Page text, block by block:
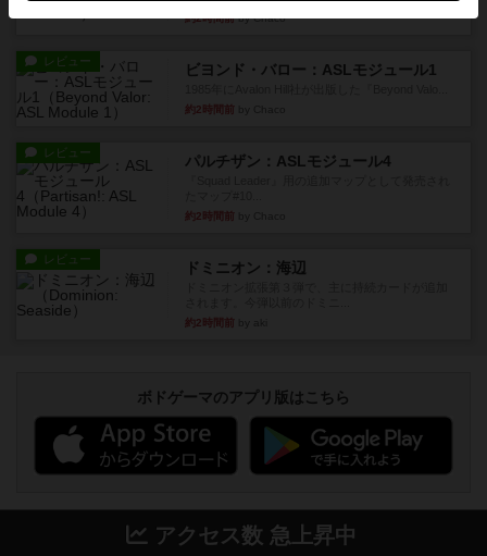
約2時間前by Chaco
レビュー ビヨンド・バロー：ASLモジュール1
約2時間前
レビュー パルチザン：ASLモジュール4
約2時間前
レビュー ドミニオン：海辺
約2時間前
ボドゲーマのアプリ版はこちら
アクセス数 急上昇中